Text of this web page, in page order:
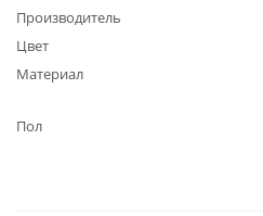
Производитель
Цвет
Материал
Пол